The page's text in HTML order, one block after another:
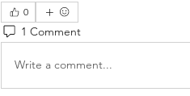
0
1 Comment
Write a comment...